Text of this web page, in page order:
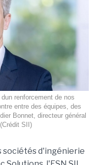
renforcement de nos
entre des équipes, des
Bonnet, directeur général
SII)
sociétés d'ingénierie